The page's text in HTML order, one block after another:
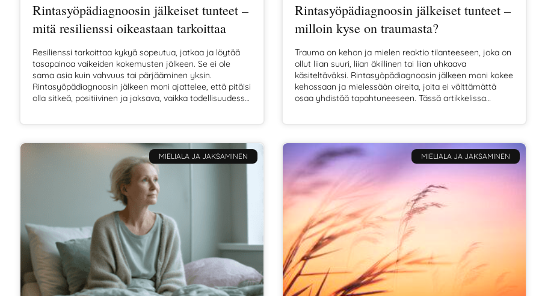
Rintasyöpädiagnoosin jälkeiset tunteet –
mitä resilienssi oikeastaan tarkoittaa
Resilienssi tarkoittaa kykyä sopeutua, jatkaa ja löytää
tasapainoa vaikeiden kokemusten jälkeen. Se ei ole
sama asia kuin vahvuus tai pärjääminen yksin.
Rintasyöpädiagnoosin jälkeen moni ajattelee, että pitäisi
olla sitkeä, positiivinen ja jaksava, vaikka todellisuudessa
selvitä.
Rintasyöpädiagnoosin jälkeiset tunteet –
milloin kyse on traumasta?
Trauma on kehon ja mielen reaktio tilanteeseen, joka on
ollut liian suuri, liian äkillinen tai liian uhkaava
käsiteltäväksi. Rintasyöpädiagnoosin jälkeen moni kokee
kehossaan ja mielessään oireita, joita ei välttämättä
osaa yhdistää tapahtuneeseen. Tässä artikkelissa
MIELIALA JA JAKSAMINEN MIELIALA JA JAKSAMINEN